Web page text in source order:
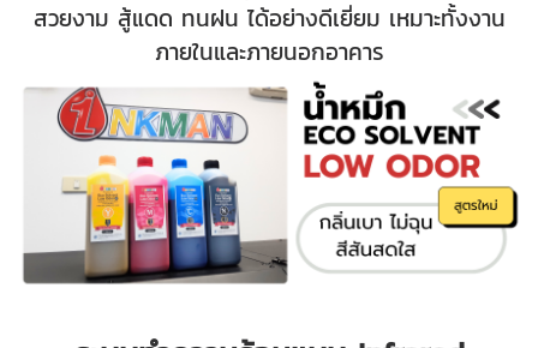
สวยงาม สู้แดด ทนฝน ได้อย่างดีเยี่ยม เหมาะทั้งงาน
ภายในและภายนอกอาคาร